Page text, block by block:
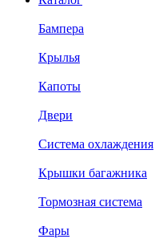
Бампера
Крылья
Капоты
Двери
Система охлаждения
Крышки багажника
Тормозная система
Фары